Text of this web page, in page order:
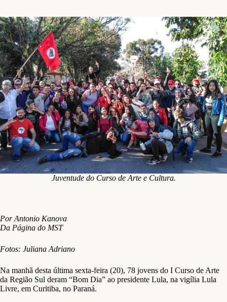
Juventude do Curso de Arte e Cultura.
Por Antonio Kanova
Da Página do MST
Fotos: Juliana Adriano
Na manhã desta última sexta-feira (20), 78 jovens do I Curso de Arte
da Região Sul deram “Bom Dia” ao presidente Lula, na vigília Lula
Livre, em Curitiba, no Paraná.